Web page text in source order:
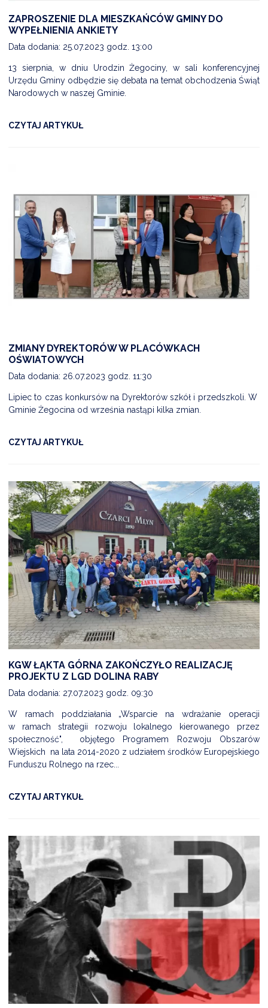
ZAPROSZENIE DLA MIESZKAŃCÓW GMINY DO
WYPEŁNIENIA ANKIETY
Data dodania: 25.07.2023 godz. 13:00
13 sierpnia, w dniu Urodzin Żegociny, w sali konferencyjnej
Urzędu Gminy odbędzie się debata na temat obchodzenia Świąt
Narodowych w naszej Gminie.
CZYTAJ ARTYKUŁ
ZMIANY DYREKTORÓW W PLACÓWKACH
OŚWIATOWYCH
Data dodania: 26.07.2023 godz. 11:30
Lipiec to czas konkursów na Dyrektorów szkół i przedszkoli. W
Gminie Żegocina od września nastąpi kilka zmian.
CZYTAJ ARTYKUŁ
KGW ŁĄKTA GÓRNA ZAKOŃCZYŁO REALIZACJĘ
PROJEKTU Z LGD DOLINA RABY
Data dodania: 27.07.2023 godz. 09:30
W ramach poddziałania „Wsparcie na wdrażanie operacji
w ramach strategii rozwoju lokalnego kierowanego przez
społeczność", objętego Programem Rozwoju Obszarów
Wiejskich na lata 2014-2020 z udziałem środków Europejskiego
Funduszu Rolnego na rzec...
CZYTAJ ARTYKUŁ